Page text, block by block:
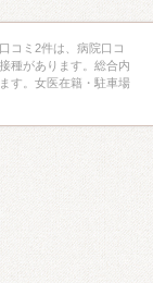
コミ2件は、病院口コ
種があります。総合内
す。女医在籍・駐車場